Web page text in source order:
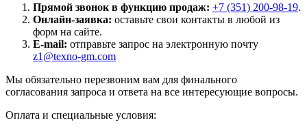
Прямой звонок в функцию продаж: +7 (351) 200-98-19.
Онлайн-заявка: оставьте свои контакты в любой из
форм на сайте.
E-mail: отправьте запрос на электронную почту
z1@texno-gm.com
Мы обязательно перезвоним вам для финального
согласования запроса и ответа на все интересующие вопросы.
Оплата и специальные условия: